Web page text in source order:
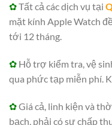
✿Tất cả các dịch vụ tại
mặt kính Apple Watch
tới 12 tháng.
✿ Hỗ trợ kiểm tra, vệ
qua phức tạp miễn phí.
✿Giá cả, linh kiện và
bạch, phải có sự chấp